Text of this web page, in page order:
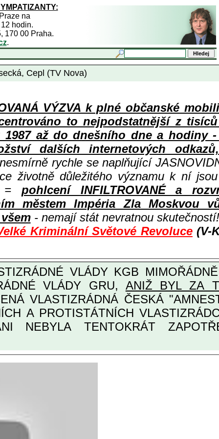
na
hodin.
170 00 Praha.
.
Cepl (TV Nova)
VÝZVA k plné občanské
to nejpodstatnější z
1987 až do dnešního dne a hodiny
dalších internetových
rychle se naplňující
životně důležitého významu k ní
pohlcení INFILTROVANÉ a
městem Impéria Zla Moskvou
- nemají stát nevratnou
Kriminální Světové Revoluce (V-
VLÁDY GRU, ANIŽ BYL ZA
NEBYLA TENTOKRÁT